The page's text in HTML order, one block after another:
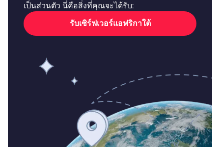
เป็นส่วนตัว นี่คือสิ่งที่คุณจะได้รับ:
รับเซิร์ฟเวอร์แอฟริกาใต้